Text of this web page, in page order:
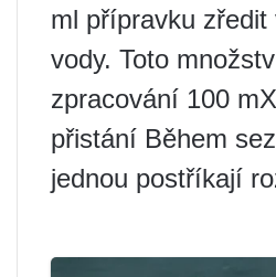
ml přípravku zředit
vody. Toto
zpracování 100
přistání Během
jednou postříkají